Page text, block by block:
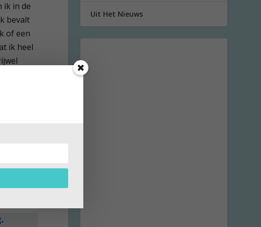
ik in de
bevalt
of een
ik heel
had,
dus
dat
.
Uit Het Nieuws